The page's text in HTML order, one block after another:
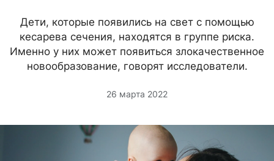
Дети, которые появились на свет с помощью
кесарева сечения, находятся в группе риска.
Именно у них может появиться злокачественное
новообразование, говорят исследователи.
26 марта 2022